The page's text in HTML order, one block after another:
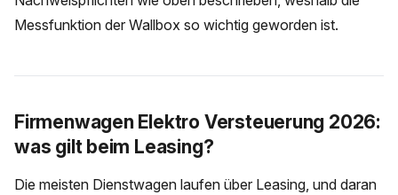
Messfunktion der Wallbox so wichtig geworden ist.
Firmenwagen Elektro Versteuerung 2026:
was gilt beim Leasing?
Die meisten Dienstwagen laufen über Leasing, und daran